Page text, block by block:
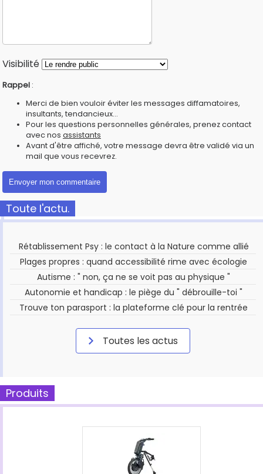
Visibilité
Rappel :
Merci de bien vouloir éviter les messages diffamatoires,
insultants, tendancieux...
Pour les questions personnelles générales, prenez contact
avec nos assistants
Avant d'être affiché, votre message devra être validé via un
mail que vous recevrez.
Toute l'actu.
Rétablissement Psy : le contact à la Nature comme allié
Plages propres : quand accessibilité rime avec écologie
Autisme : " non, ça ne se voit pas au physique "
Autonomie et handicap : le piège du " débrouille-toi "
Trouve ton parasport : la plateforme clé pour la rentrée
Toutes les actus
Produits